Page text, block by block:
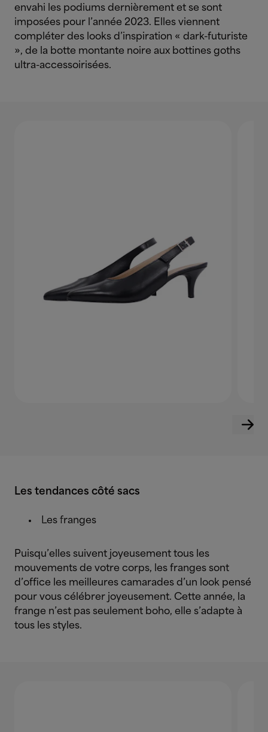
envahi les podiums dernièrement et se sont
imposées pour l’année 2023. Elles viennent
compléter des looks d’inspiration « dark-futuriste
», de la botte montante noire aux bottines goths
ultra-accessoirisées.
Les tendances côté sacs
Les franges
Puisqu’elles suivent joyeusement tous les
mouvements de votre corps, les franges sont
d’office les meilleures camarades d’un look pensé
pour vous célébrer joyeusement. Cette année, la
frange n’est pas seulement boho, elle s’adapte à
tous les styles.